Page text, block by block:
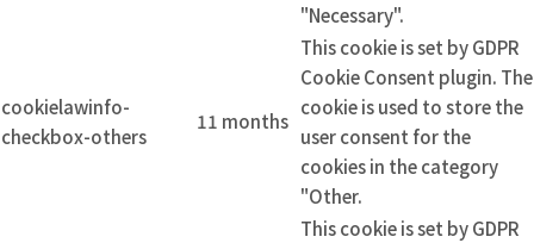
"Necessary".
cookielawinfo-
checkbox-others
11 months
This cookie is set by GDPR
Cookie Consent plugin. The
cookie is used to store the
user consent for the
cookies in the category
"Other.
This cookie is set by GDPR